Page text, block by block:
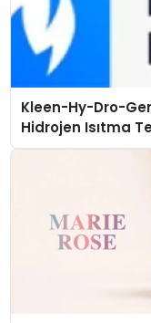
Kleen-Hy-Dro-
Hidrojen Isıtma
Düzenleyici